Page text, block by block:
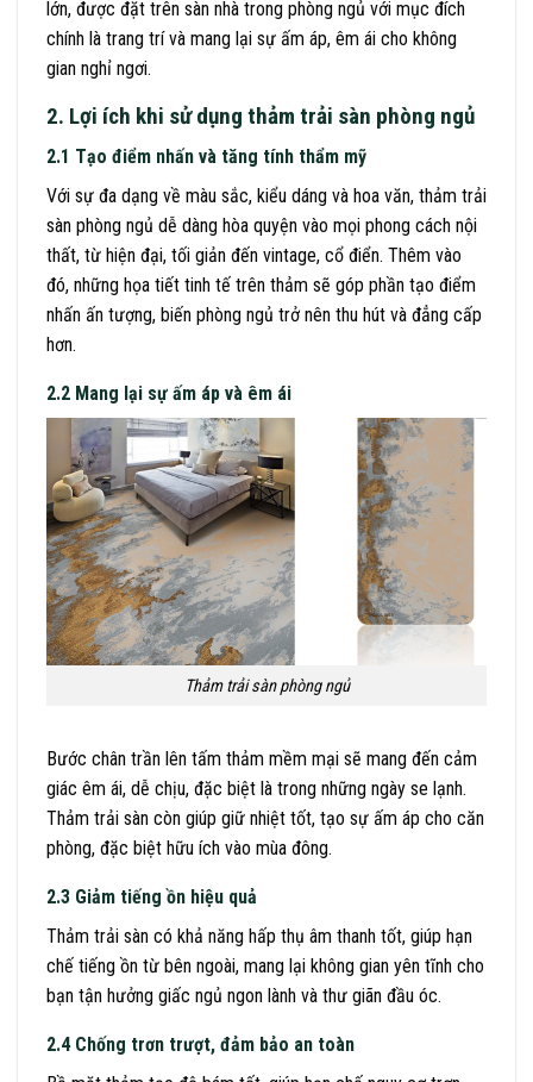
lớn, được đặt trên sàn nhà trong phòng ngủ với mục đích
chính là trang trí và mang lại sự ấm áp, êm ái cho không
gian nghỉ ngơi.
2. Lợi ích khi sử dụng thảm trải sàn phòng ngủ
2.1 Tạo điểm nhấn và tăng tính thẩm mỹ
Với sự đa dạng về màu sắc, kiểu dáng và hoa văn, thảm trải
sàn phòng ngủ dễ dàng hòa quyện vào mọi phong cách nội
thất, từ hiện đại, tối giản đến vintage, cổ điển. Thêm vào
đó, những họa tiết tinh tế trên thảm sẽ góp phần tạo điểm
nhấn ấn tượng, biến phòng ngủ trở nên thu hút và đẳng cấp
hơn.
2.2 Mang lại sự ấm áp và êm ái
Thảm trải sàn phòng ngủ
Bước chân trần lên tấm thảm mềm mại sẽ mang đến cảm
giác êm ái, dễ chịu, đặc biệt là trong những ngày se lạnh.
Thảm trải sàn còn giúp giữ nhiệt tốt, tạo sự ấm áp cho căn
phòng, đặc biệt hữu ích vào mùa đông.
2.3 Giảm tiếng ồn hiệu quả
Thảm trải sàn có khả năng hấp thụ âm thanh tốt, giúp hạn
chế tiếng ồn từ bên ngoài, mang lại không gian yên tĩnh cho
bạn tận hưởng giấc ngủ ngon lành và thư giãn đầu óc.
2.4 Chống trơn trượt, đảm bảo an toàn